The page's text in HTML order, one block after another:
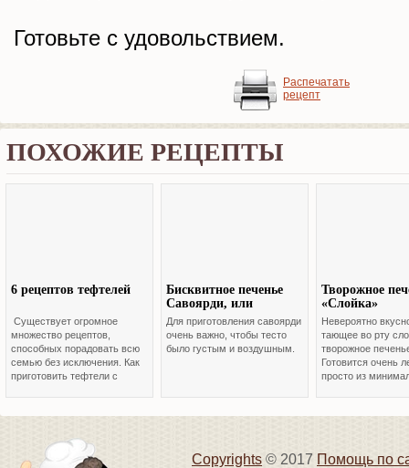
Готовьте с удовольствием.
Распечатать
рецепт
ПОХОЖИЕ РЕЦЕПТЫ
6 рецептов тефтелей
Существует огромное
множество рецептов,
способных порадовать всю
семью без исключения. Как
приготовить тефтели с
Бисквитное печенье
Савоярди, или
“дамские пальчики” –
обязательный
компонент Тирамису
Для приготовления савоярди
очень важно, чтобы тесто
было густым и воздушным.
Творожное
«Слойка»
Невероятно
тающее во рту
творожное
Готовится очень
просто из
Copyrights © 2017 Помощь по